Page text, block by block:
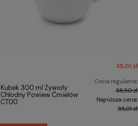
Kubek 300 ml Żywioły
Chłodny Powiew Ćmielów
CT00
35,01 zł
Cena regularna:
38,90 zł
Najniższa cena:
35,01 zł